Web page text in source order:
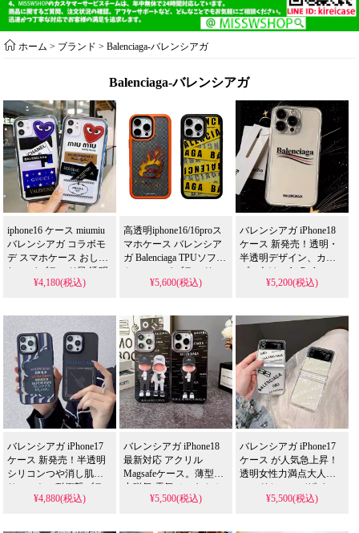
ホーム > ブランド > Balenciaga-バレンシアガ
Balenciaga-バレンシアガ
iphone16 ケース miumiu
バレンシアガ コラボモ
デ スマホケース おしゃ
れ ハイブランド風 透明
クリア デザイン 個性的
イフォン16/16pro/16pro
max/16 plus 携帯ケース
全機種対応
¥4,180(税込)
高透明iphone16/16proス
マホケース バレンシア
ガ Balenciaga TPUソフト
ケース ハイブランド
iphone15 15promaxケー
¥5,600(税込)
バレンシアガ iPhone18
ケース 新発売！透明・
半透明デザイン、カッ
プル向け。AirPods
1/2/3/Pro対応保護ケー
種対応。芸能人も愛用
する人気ブランド、耐
衝撃＆防水の多機能仕
様。かわいい透明半透
明スタイルが流行り、
格安で手に入り、
iPhone17pro/16promaxケ
ースとしても使える優
明ケース）
¥5,200(税込)
バレンシアガ iPhone17
ケース 新発売！半透明
シリコンつや消し肌触
りマット、耐衝撃ブラ
ンド。男女兼用、Galaxy
¥4,880(税込)
バレンシアガ iPhone18
最新対応 アクリル
Magsafeケース。薄型強
力磁気 電気メッキ＆ホ
ットスタンプシルバ
¥5,500(税込)
バレンシアガ iPhone17
ケース が人気急上昇！
透明女性力満点大人気
ハードケースデザイ
ン、Galaxy Z Flip4/Flip3
¥5,500(税込)